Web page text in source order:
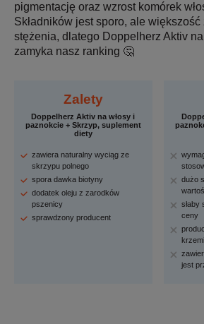
pigmentację oraz wzrost komórek
Składników jest sporo, ale większość
stężenia, dlatego Doppelherz Aktiv
zamyka nasz ranking 🤔
Zalety
Doppelherz Aktiv na włosy i
paznokcie + Skrzyp, suplement
diety
zawiera naturalny wyciąg ze
skrzypu polnego
spora dawka biotyny
dodatek oleju z zarodków
pszenicy
sprawdzony producent
dużo
słaby
ceny
jest